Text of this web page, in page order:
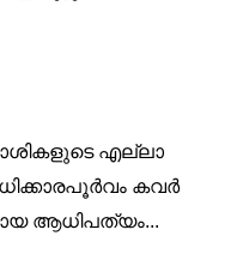
എല്ലാ
കവർ
ആധിപത്യം...